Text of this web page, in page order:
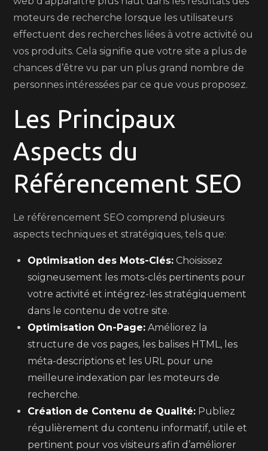
moteurs de recherche lorsque les utilisateurs
effectuent des recherches liées à votre activité ou
vos produits. Cela signifie que votre site a plus de
chances d’être vu par un plus grand nombre de
personnes intéressées par ce que vous proposez.
Les Principaux
Aspects du
Référencement SEO
Le référencement SEO comprend plusieurs
aspects techniques et stratégiques, tels que:
Optimisation des Mots-Clés: Choisissez
soigneusement les mots-clés pertinents pour
votre activité et intégrez-les stratégiquement
dans le contenu de votre site.
Optimisation On-Page: Améliorez la
structure de vos pages, les balises HTML, les
méta-descriptions et les URL pour une
meilleure indexation par les moteurs de
recherche.
Création de Contenu de Qualité: Publiez
régulièrement du contenu informatif, utile et
pertinent pour vos visiteurs afin d’améliorer